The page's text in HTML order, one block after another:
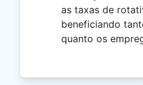
as taxas de
beneficiando
quanto os